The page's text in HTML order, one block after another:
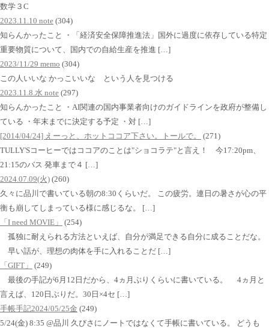
数学３C
2023.11.10 note (304)
知らんかったこと ・「経済安全保障推進法」国外に過度に依存している特定
重要物質について、国内での自給生産を推進 […]
2023/11/29 memo (304)
この人いいな かっこいいな という人を見つける
2023.11.8.水 note (297)
知らんかったこと ・AI関連の国内事業者向けのガイドラインを政府が整備し
ている ・年末までに決定する予定 ・対 […]
[2014/04/24] えーっと、ホットココア下さい。トールで。
(271)
TULLY'Sコーヒーではココアのことは"ショコラテ"と言え！ 今17:20pm、
21:15のバス 発車まで４ […]
2024.07.09(火) (260)
久々に品川で書いている朝の8:30くらいだ。 この疲労。連日の暑さが心の平
衡も崩してしまっている様に感じるな。 […]
「I need MOVIE」
(254)
孤独に耐えられる方法といえば、自分が満足できる自分に成ることだな。
早い話が、理想の肉体を手に入れることだ […]
「GIFT」
(249)
最後の手記が6月12日だから、4ヵ月ぶりくらいに書いている。 4ヵ月と
言えば、120日ぶりだ。30日×4セ […]
手帳手記2024/05/25金 (249)
5/24(金) 8:35 @品川 久びさにノートではなくて手帳に書いている。 どうも